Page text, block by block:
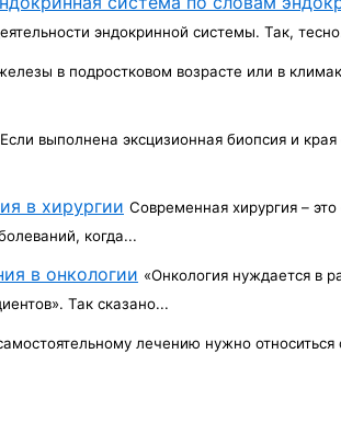
эндокринной системы. Так,
в подростковом возрасте или в
Если выполнена эксцизионная биопсия и
в хирургии Современная хирургия –
когда...
в онкологии «Онкология нуждается в
Так сказано...
лечению нужно